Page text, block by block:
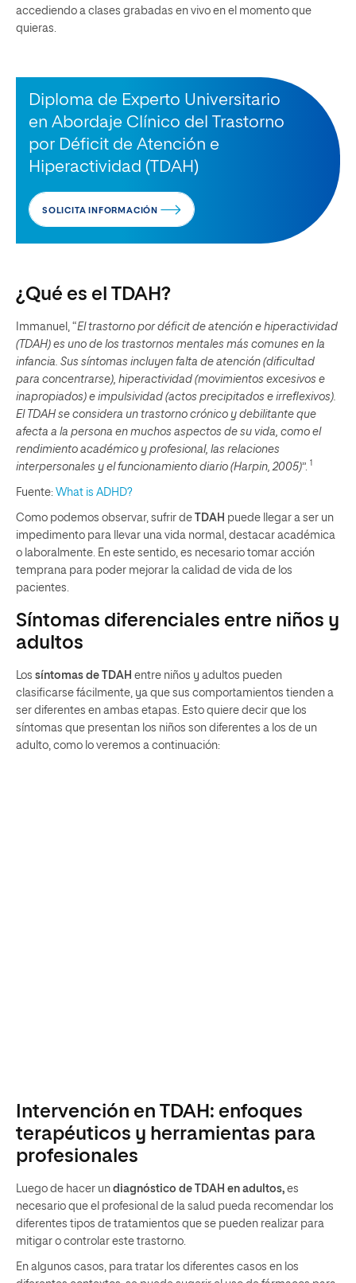
accediendo a clases grabadas en vivo en el momento que
quieras.
Diploma de Experto Universitario
en Abordaje Clínico del Trastorno
por Déficit de Atención e
Hiperactividad (TDAH)
SOLICITA INFORMACIÓN
¿Qué es el TDAH?
Immanuel, “El trastorno por déficit de atención e hiperactividad
(TDAH) es uno de los trastornos mentales más comunes en la
infancia. Sus síntomas incluyen falta de atención (dificultad
para concentrarse), hiperactividad (movimientos excesivos e
inapropiados) e impulsividad (actos precipitados e irreflexivos).
El TDAH se considera un trastorno crónico y debilitante que
afecta a la persona en muchos aspectos de su vida, como el
rendimiento académico y profesional, las relaciones
interpersonales y el funcionamiento diario (Harpin, 2005)”. 1
Fuente: What is ADHD?
Como podemos observar, sufrir de TDAH puede llegar a ser un
impedimento para llevar una vida normal, destacar académica
o laboralmente. En este sentido, es necesario tomar acción
temprana para poder mejorar la calidad de vida de los
pacientes.
Síntomas diferenciales entre niños y
adultos
Los síntomas de TDAH entre niños y adultos pueden
clasificarse fácilmente, ya que sus comportamientos tienden a
ser diferentes en ambas etapas. Esto quiere decir que los
síntomas que presentan los niños son diferentes a los de un
adulto, como lo veremos a continuación:
Intervención en TDAH: enfoques
terapéuticos y herramientas para
profesionales
Luego de hacer un diagnóstico de TDAH en adultos, es
necesario que el profesional de la salud pueda recomendar los
diferentes tipos de tratamientos que se pueden realizar para
mitigar o controlar este trastorno.
En algunos casos, para tratar los diferentes casos en los